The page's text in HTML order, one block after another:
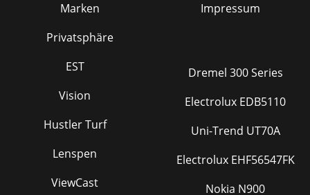
Marken
Privatsphäre
Impressum
EST
Vision
Hustler Turf
Lenspen
ViewCast
Dremel 300 Series
Electrolux EDB5110
Uni-Trend UT70A
Electrolux EHF56547FK
Nokia N900